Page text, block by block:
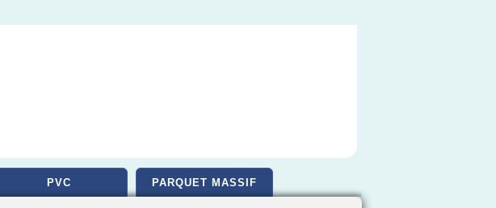
PVC PARQUET MASSIF